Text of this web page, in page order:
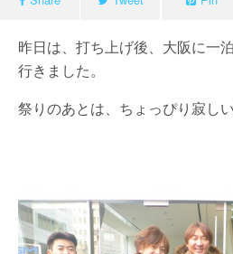
昨日は、打ち上げ後、大阪に一
行きました。
祭りのあとは、ちょっぴり寂し